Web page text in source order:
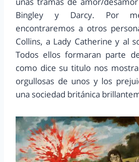
Bingley y Darcy. Por
encontraremos a otros
Collins, a Lady Catherine y al
Todos ellos formaran parte
como dice su titulo nos
orgullosas de unos y los
una sociedad británica